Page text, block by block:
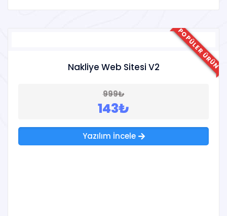
POPÜLER ÜRÜN
Nakliye Web Sitesi V2
999₺
143₺
Yazılım İncele